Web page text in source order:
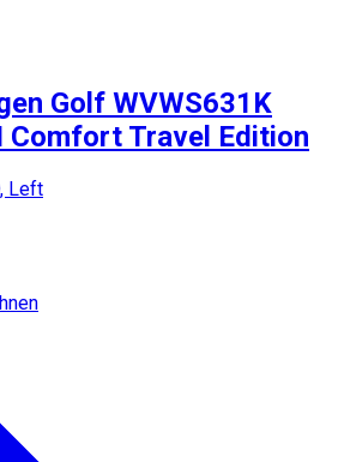
Golf WVWS631K
Comfort Travel Edition
Left